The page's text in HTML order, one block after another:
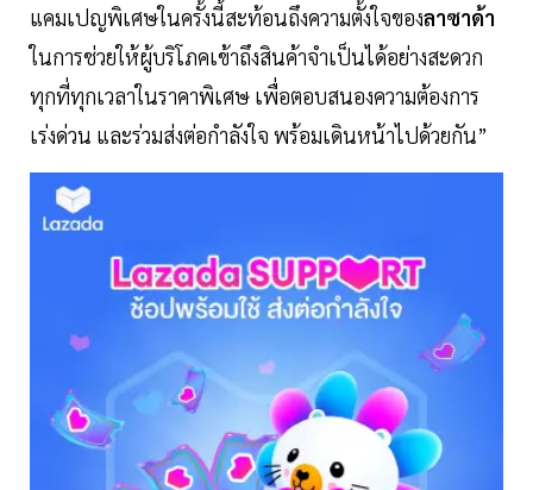
แคมเปญพิเศษในครั้งนี้สะท้อนถึงความตั้งใจของลาซาด้า
ในการช่วยให้ผู้บริโภคเข้าถึงสินค้าจำเป็นได้อย่างสะดวก
ทุกที่ทุกเวลาในราคาพิเศษ เพื่อตอบสนองความต้องการ
เร่งด่วน และร่วมส่งต่อกำลังใจ พร้อมเดินหน้าไปด้วยกัน”